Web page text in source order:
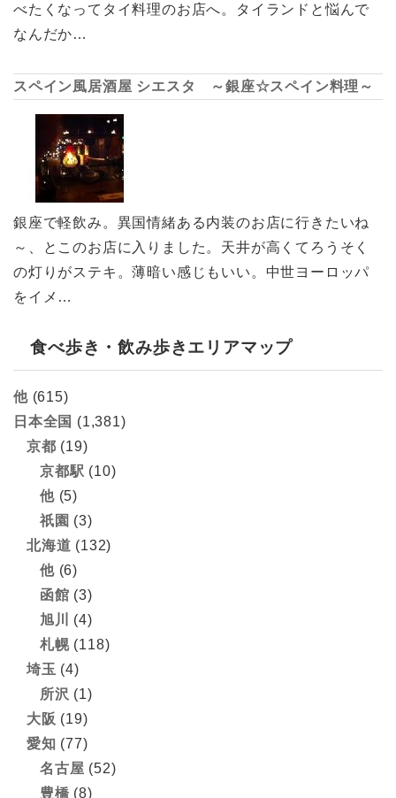
べたくなってタイ料理のお店へ。タイランドと悩んで
なんだか…
スペイン風居酒屋 シエスタ ～銀座☆スペイン料理～
銀座で軽飲み。異国情緒ある内装のお店に行きたいね
～、とこのお店に入りました。天井が高くてろうそく
の灯りがステキ。薄暗い感じもいい。中世ヨーロッパ
をイメ…
食べ歩き・飲み歩きエリアマップ
他(615)
日本全国 (1,381)
京都 (19)
京都駅 (10)
他(5)
祇園 (3)
北海道 (132)
他(6)
函館 (3)
旭川
(4)
札幌(118)
埼玉 (4)
所沢 (1)
大阪 (19)
愛知 (77)
名古屋 (52)
豊橋 (8)